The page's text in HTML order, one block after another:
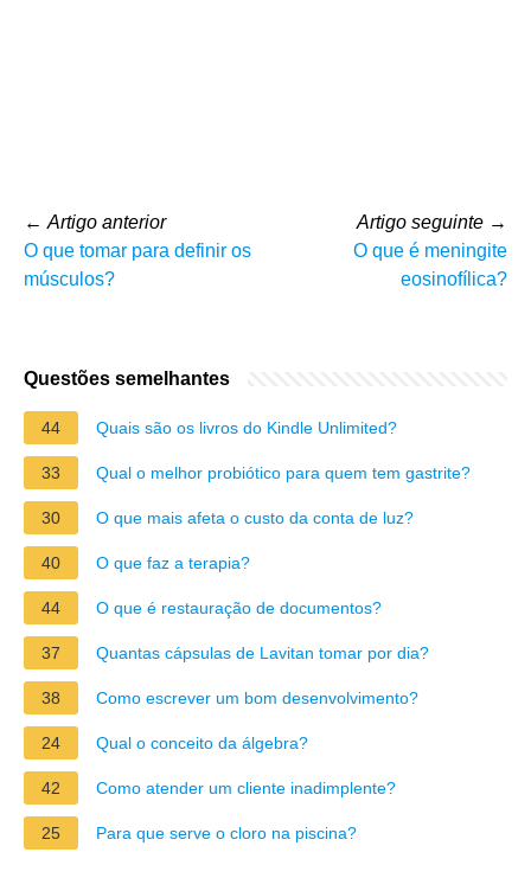
← Artigo anterior
O que tomar para definir os
músculos?
Artigo seguinte →
O que é meningite
eosinofílica?
Questões semelhantes
44 Quais são os livros do Kindle Unlimited?
33 Qual o melhor probiótico para quem tem gastrite?
30 O que mais afeta o custo da conta de luz?
40 O que faz a terapia?
44 O que é restauração de documentos?
37 Quantas cápsulas de Lavitan tomar por dia?
38 Como escrever um bom desenvolvimento?
24 Qual o conceito da álgebra?
42 Como atender um cliente inadimplente?
25 Para que serve o cloro na piscina?